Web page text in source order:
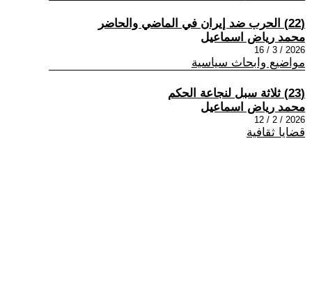
(22) الحرب ضد إيران في الماضي والحاضر
محمد رياض اسماعيل
2026 / 3 / 16
مواضيع وابحاث سياسية
(23) ثلاثة سبل لنجاعة الحكم
محمد رياض اسماعيل
2026 / 2 / 12
قضايا ثقافية